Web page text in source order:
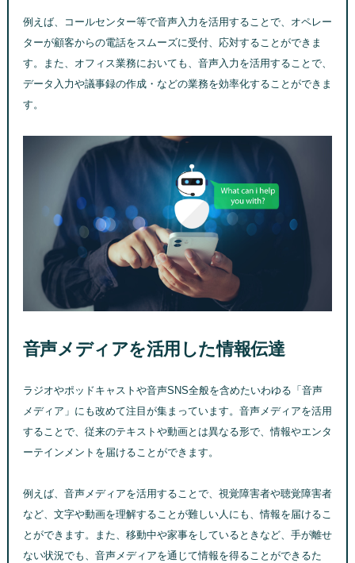
例えば、コールセンター等で音声入力を活用することで、オペレー
ターが顧客からの電話をスムーズに受付、応対することができま
す。また、オフィス業務においても、音声入力を活用することで、
データ入力や議事録の作成・などの業務を効率化することができま
す。
音声メディアを活用した情報伝達
ラジオやポッドキャストや音声SNS全般を含めたいわゆる「音声
メディア」にも改めて注目が集まっています。音声メディアを活用
することで、従来のテキストや動画とは異なる形で、情報やエンタ
ーテインメントを届けることができます。
例えば、音声メディアを活用することで、視覚障害者や聴覚障害者
など、文字や動画を理解することが難しい人にも、情報を届けるこ
とができます。また、移動中や家事をしているときなど、手が離せ
ない状況でも、音声メディアを通じて情報を得ることができるた